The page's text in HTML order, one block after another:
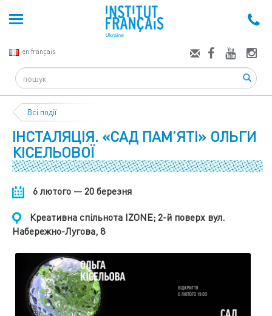
en français
Search
Всі події
ІНСТАЛЯЦІЯ. «САД ПАМ’ЯТІ» ОЛЬГИ
КІСЕЛЬОВОЇ
6 лютого — 20 березня
Креативна спільнота IZONE; 2-й поверх вул.
Набережно-Лугова, 8